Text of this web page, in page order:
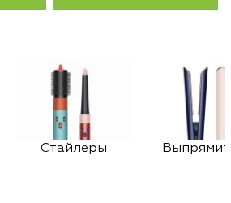
Стайлеры